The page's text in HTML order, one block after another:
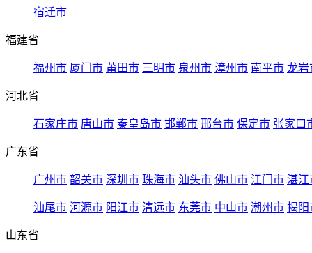
宿迁市
福建省
福州市 厦门市 莆田市 三明市 泉州市 漳州市 南平市 龙岩
河北省
石家庄市 唐山市 秦皇岛市 邯郸市 邢台市 保定市 张家口
广东省
广州市 韶关市 深圳市 珠海市 汕头市 佛山市 江门市 湛江
汕尾市 河源市 阳江市 清远市 东莞市 中山市 潮州市 揭阳
山东省